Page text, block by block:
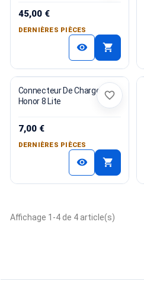
45,00 €
DERNIÈRES PIÈCES
visibility shopping_cart
Connecteur De Charge
Honor 8 Lite
7,00 €
DERNIÈRES PIÈCES
visibility shopping_cart
favorite_border
Affichage 1-4 de 4 article(s)